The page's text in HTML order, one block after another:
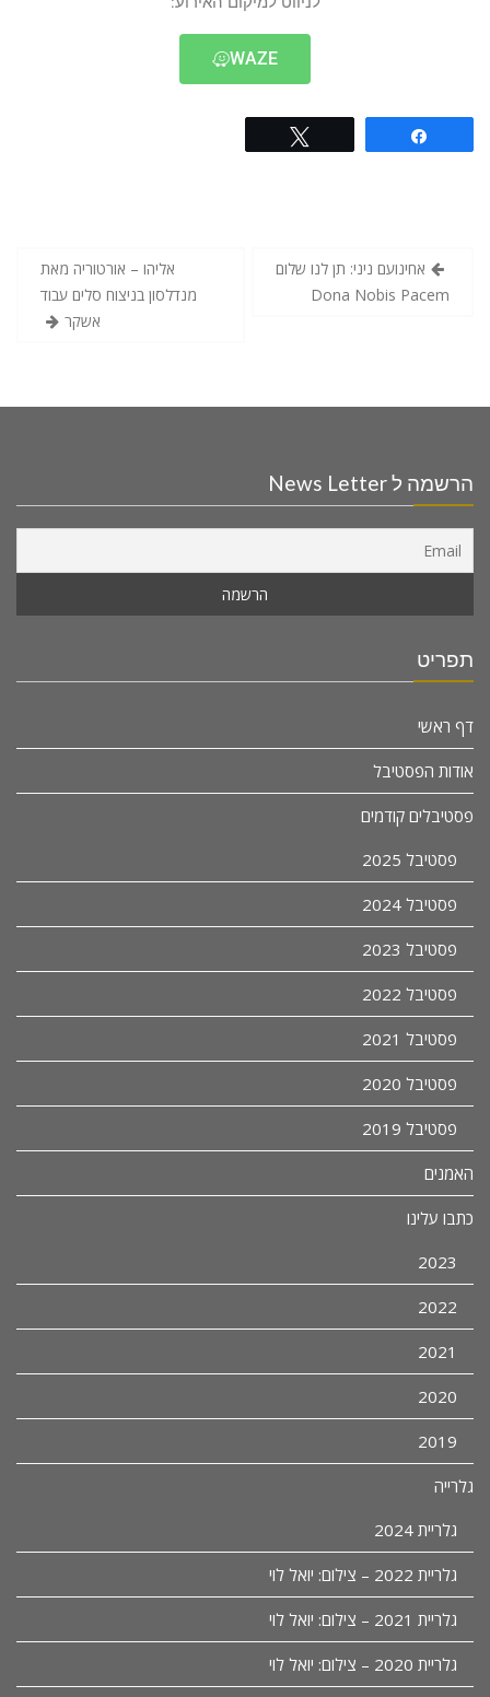
WAZE
אחינועם ניני: תן לנו שלום
Dona Nobis Pacem
אליהו – אורטוריה מאת
מנדלסון בניצוח סלים עבוד
אשקר
הרשמה ל News Letter
תפריט
דף ראשי
אודות הפסטיבל
פסטיבלים קודמים
פסטיבל 2025
פסטיבל 2024
פסטיבל 2023
פסטיבל 2022
פסטיבל 2021
פסטיבל 2020
פסטיבל 2019
האמנים
כתבו עלינו
2023
2022
2021
2020
2019
גלרייה
גלריית 2024
גלריית 2022 – צילום: יואל לוי
גלריית 2021 – צילום: יואל לוי
גלריית 2020 – צילום: יואל לוי